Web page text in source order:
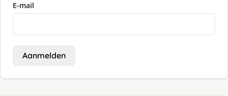
E-mail
Aanmelden